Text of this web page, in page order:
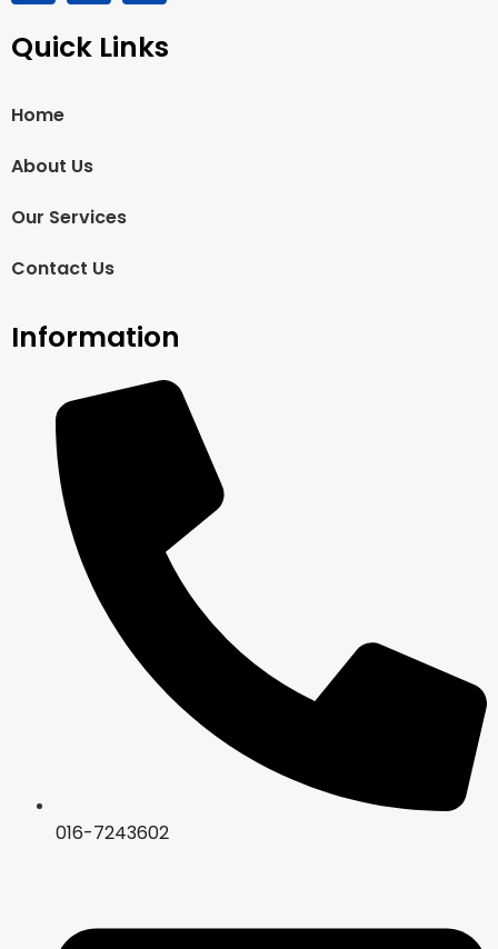
Quick Links
Home
About Us
Our Services
Contact Us
Information
016-7243602